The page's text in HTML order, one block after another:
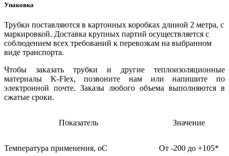
Упаковка
Трубки поставляются в картонных коробках длиной 2 метра, с
маркировкой. Доставка крупных партий осуществляется с
соблюдением всех требований к перевозкам на выбранном
виде транспорта.
Чтобы заказать трубки и другие теплоизоляционные
материалы K-Flex, позвоните нам или напишите по
электронной почте. Заказы любого объема выполняются в
сжатые сроки.
Показатель Значение
Температура применения, oC От -200 до +105*